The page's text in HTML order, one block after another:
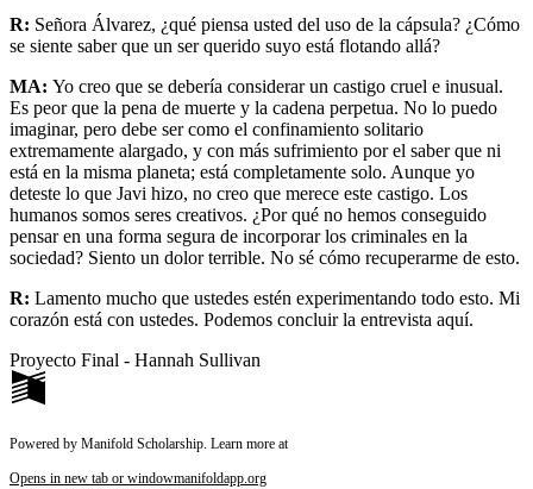
R: Señora Álvarez, ¿qué piensa usted del uso de la cápsula? ¿Cómo
se siente saber que un ser querido suyo está flotando allá?
MA: Yo creo que se debería considerar un castigo cruel e inusual.
Es peor que la pena de muerte y la cadena perpetua. No lo puedo
imaginar, pero debe ser como el confinamiento solitario
extremamente alargado, y con más sufrimiento por el saber que ni
está en la misma planeta; está completamente solo. Aunque yo
deteste lo que Javi hizo, no creo que merece este castigo. Los
humanos somos seres creativos. ¿Por qué no hemos conseguido
pensar en una forma segura de incorporar los criminales en la
sociedad? Siento un dolor terrible. No sé cómo recuperarme de esto.
R: Lamento mucho que ustedes estén experimentando todo esto. Mi
corazón está con ustedes. Podemos concluir la entrevista aquí.
Proyecto Final - Hannah Sullivan
Powered by Manifold Scholarship. Learn more at
Opens in new tab or windowmanifoldapp.org